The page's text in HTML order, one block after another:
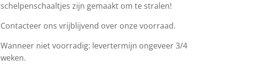
schelpenschaaltjes zijn gemaakt om te stralen!
Contacteer ons vrijblijvend over onze voorraad.
Wanneer niet voorradig: levertermijn ongeveer 3/4
weken.